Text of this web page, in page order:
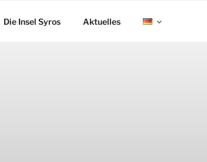
Die Insel Syros Aktuelles